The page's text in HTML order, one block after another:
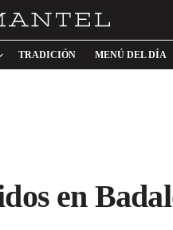
TRADICIÓN MENÚ DEL DÍA
en